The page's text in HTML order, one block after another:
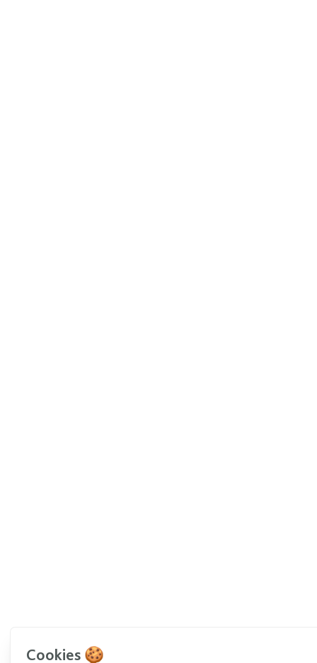
Cookies 🍪